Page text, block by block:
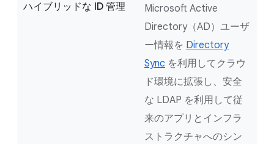
ハイブリッドな ID 管理
Microsoft Active
Directory（AD）ユーザ
ー情報を Directory
Sync を利用してクラウ
ド環境に拡張し、安全
な LDAP を利用して従
来のアプリとインフラ
ストラクチャへのシン